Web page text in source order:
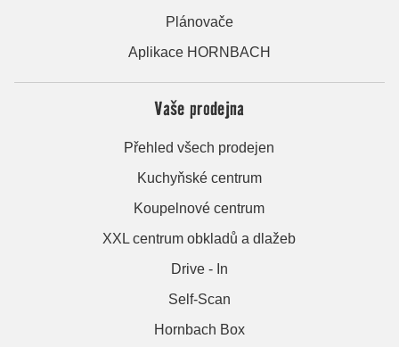
Plánovače
Aplikace HORNBACH
Vaše prodejna
Přehled všech prodejen
Kuchyňské centrum
Koupelnové centrum
XXL centrum obkladů a dlažeb
Drive - In
Self-Scan
Hornbach Box